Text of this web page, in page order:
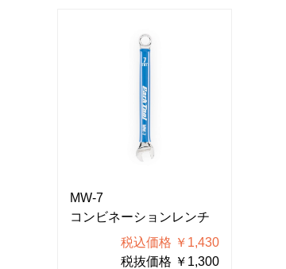
MW-7
コンビネーションレンチ
税込価格 ￥1,430
税抜価格 ￥1,300